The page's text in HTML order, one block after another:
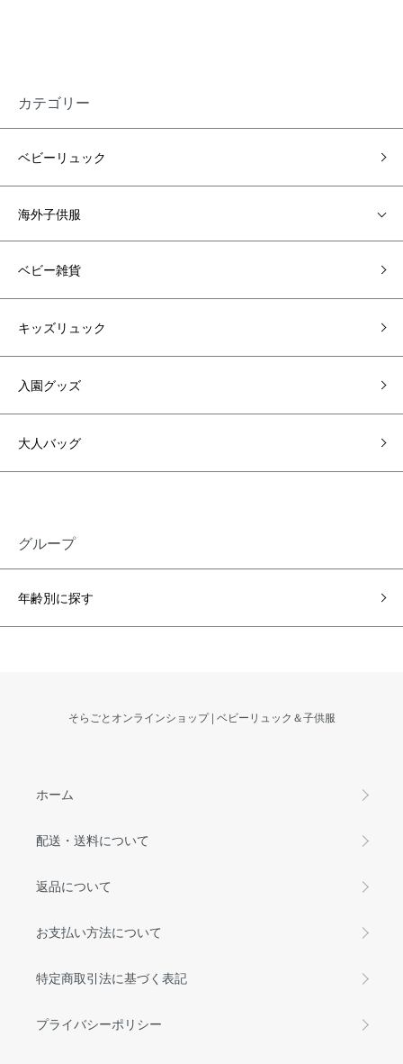
カテゴリー
ベビーリュック
海外子供服
ベビー雑貨
キッズリュック
入園グッズ
大人バッグ
グループ
年齢別に探す
そらごとオンラインショップ | ベビーリュック＆子供服
ホーム
配送・送料について
返品について
お支払い方法について
特定商取引法に基づく表記
プライバシーポリシー